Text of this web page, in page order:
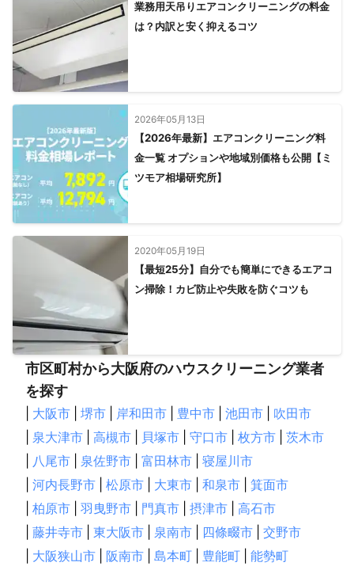
業務用天吊りエアコンクリーニングの料金
は？内訳と安く抑えるコツ
2026年05月13日
【2026年最新】エアコンクリーニング料
金一覧 オプションや地域別価格も公開【ミ
ツモア相場研究所】
2020年05月19日
【最短25分】自分でも簡単にできるエアコ
ン掃除！カビ防止や失敗を防ぐコツも
市区町村から大阪府のハウスクリーニング業者
を探す
大阪市 堺市 岸和田市 豊中市 池田市
吹田市
泉大津市 高槻市 貝塚市 守口市 枚方市
茨木市
八尾市 泉佐野市 富田林市
寝屋川市
河内長野市 松原市 大東市 和泉市
箕面市
柏原市 羽曳野市 門真市 摂津市
高石市
藤井寺市 東大阪市 泉南市 四條畷市
交野市
大阪狭山市 阪南市 島本町 豊能町
能勢町